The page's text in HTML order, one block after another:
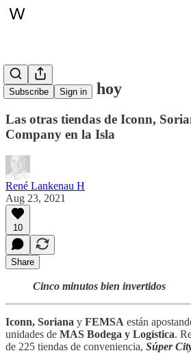
Subscribe Sign in
Whitepaper, hoy
Las otras tiendas de Iconn,
Company en la Isla
René Lankenau H
Aug 23, 2021
10
Share
Cinco minutos bien invertidos
Iconn, Soriana y FEMSA están
unidades de MAS Bodega y Logística.
de 225 tiendas de conveniencia, Súper